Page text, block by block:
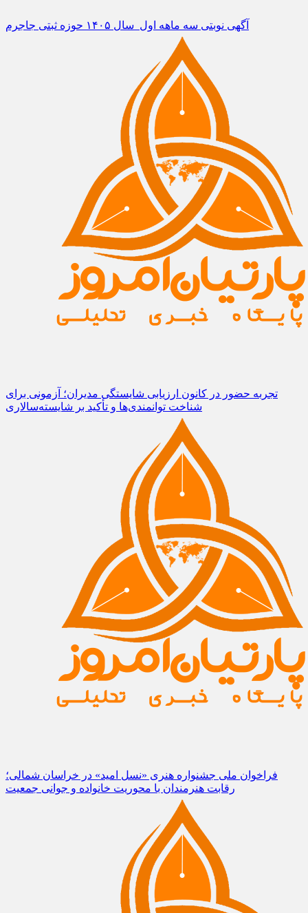
آگهی نوبتی سه ماهه اول سال ۱۴۰۵ حوزه ثبتی جاجرم
تجربه حضور در کانون ارزیابی شایستگی مدیران؛ آزمونی برای
شناخت توانمندی‌ها و تأکید بر شایسته‌سالاری
فراخوان ملی جشنواره هنری «نسل امید» در خراسان شمالی؛
رقابت هنرمندان با محوریت خانواده و جوانی جمعیت